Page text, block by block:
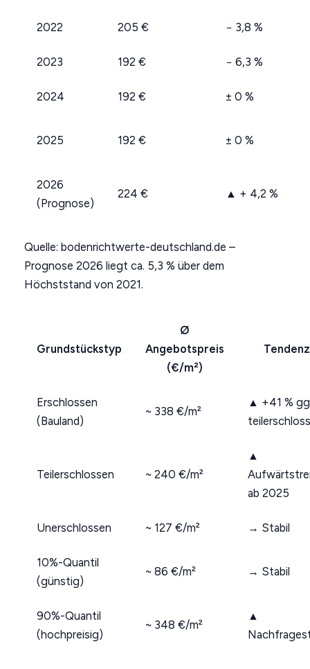
2022 205 € − 3,8 %
2023 192 € − 6,3 %
2024 192 € ± 0 %
2025 192 € ± 0 %
2026
(Prognose)
224 € ▲ + 4,2 %
Quelle: bodenrichtwerte-deutschland.de –
Prognose 2026 liegt ca. 5,3 % über dem
Höchststand von 2021.
Grundstückstyp
Ø
Angebotspreis
(€/m²)
Tendenz
Erschlossen
(Bauland)
~ 338 €/m²
▲ +41 %
Teilerschlossen ~ 240 €/m²
▲
ab 2025
Unerschlossen ~ 127 €/m² → Stabil
10%-Quantil
(günstig)
~ 86 €/m² → Stabil
90%-Quantil
(hochpreisig)
~ 348 €/m²
▲